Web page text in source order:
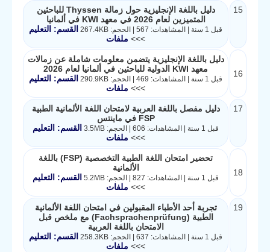
15
دليل باللغة الإنجليزية حول زمالة Thyssen للباحثين
المتميزين لعام 2026 في معهد KWI في ألمانيا
قبل 1 سنة | المشاهدات: 567 | الحجم: 267.4KB
القسم: التعليم
>>> ملفات
16
دليل باللغة الإنجليزية يتضمن معلومات شاملة عن زمالات
معهد KWI الدولية للباحثين في ألمانيا لعام 2026
قبل 1 سنة | المشاهدات: 469 | الحجم: 290.9KB
القسم: التعليم
>>> ملفات
17
دليل مفصل باللغة العربية لامتحان اللغة الألمانية الطبية
FSP في ماينتس
قبل 1 سنة | المشاهدات: 606 | الحجم: 3.5MB
القسم: التعليم
>>> ملفات
18
تحضير امتحان اللغة الطبية التخصصية (FSP) باللغة
الألمانية
قبل 1 سنة | المشاهدات: 827 | الحجم: 5.2MB
القسم: التعليم
>>> ملفات
19
تجربة أحد الأطباء المقبولين في امتحان اللغة الألمانية
الطبية (Fachsprachenprüfung) مع ملخص قبل
الامتحان باللغة العربية
قبل 1 سنة | المشاهدات: 637 | الحجم: 258.3KB
القسم: التعليم
>>> ملفات